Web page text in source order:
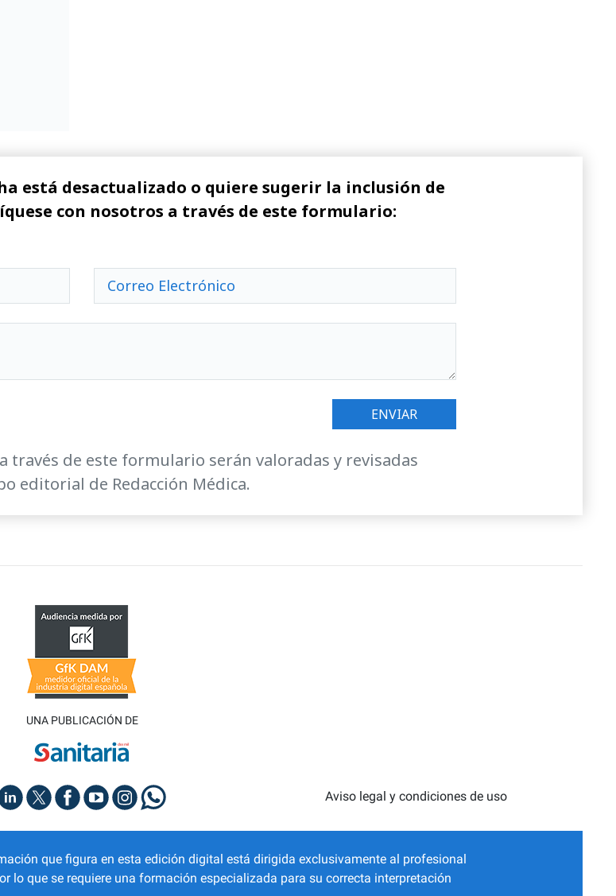
está desactualizado o quiere sugerir la inclusión de
con nosotros a través de este formulario:
través de este formulario serán valoradas y revisadas
editorial de Redacción Médica.
UNA PUBLICACIÓN DE
Aviso legal y condiciones de uso
que figura en esta edición digital está dirigida exclusivamente al profesional
lo que se requiere una formación especializada para su correcta interpretación